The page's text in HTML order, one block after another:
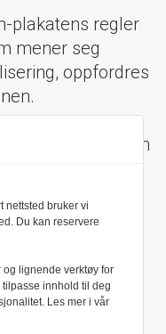
plakatens regler
mener seg
oppfordres
er et klageorgan
som
i presseetiske
nettsted bruker vi
Du kan reservere
og lignende verktøy for
innhold til deg
Les mer i vår